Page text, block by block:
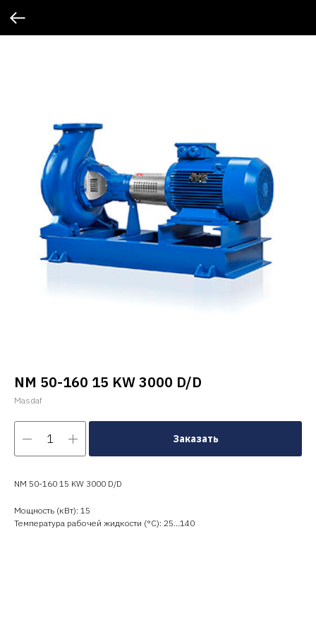
NM 50-160 15 KW 3000 D/D
Masdaf
Заказать
NM 50-160 15 KW 3000 D/D
Мощность (кВт): 15
Температура рабочей жидкости (°C): 25…140